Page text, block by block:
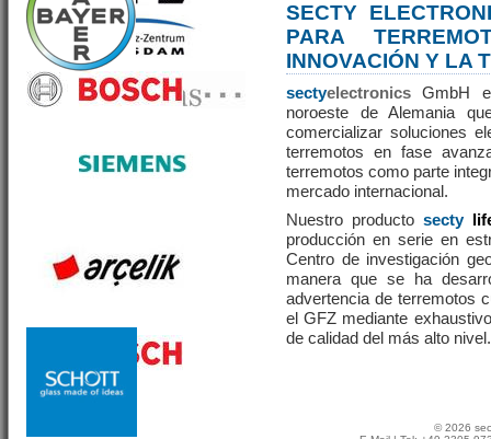
SECTY
PARA
INNOVACIÓN Y LA
sectyelectronics GmbH
noroeste de Alemania
comercializar soluciones
terremotos en fase
terremotos como parte
mercado internacional.
Nuestro productosecty
producción en serie en
Centro de investigación
manera que se ha
advertencia de terremotos
el GFZ mediante
de calidad del más alto nivel.
© 2026